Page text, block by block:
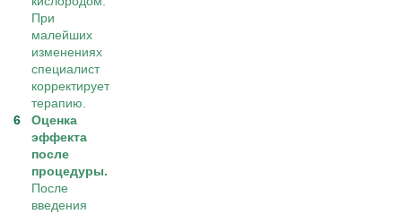
При
малейших
изменениях
специалист
корректирует
терапию.
Оценка
эффекта
после
процедуры.
После
введения